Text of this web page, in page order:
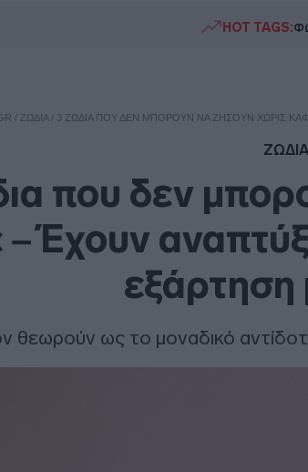
HOT TAGS:
/ ΖΩΔΙΑ/ 3 ΖΏΔΙΑ ΠΟΥ ΔΕΝ ΜΠΟΡΟΎΝ ΝΑ ΖΉΣΟΥΝ ΧΩΡΊΣ
ΖΩΔΙΑ
που δεν
Έχουν
εξάρτηση
θεωρούν ως το μοναδικό